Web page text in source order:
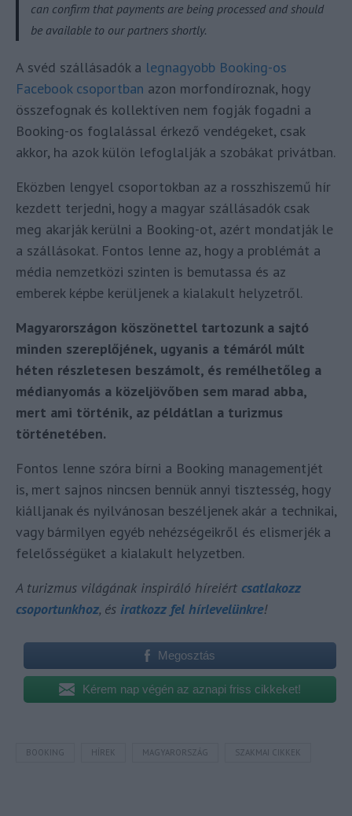
can confirm that payments are being processed and should
be available to our partners shortly.
A svéd szállásadók a legnagyobb Booking-os
Facebook csoportban azon morfondíroznak, hogy
összefognak és kollektíven nem fogják fogadni a
Booking-os foglalással érkező vendégeket, csak
akkor, ha azok külön lefoglalják a szobákat privátban.
Eközben lengyel csoportokban az a rosszhiszemű hír
kezdett terjedni, hogy a magyar szállásadók csak
meg akarják kerülni a Booking-ot, azért mondatják le
a szállásokat. Fontos lenne az, hogy a problémát a
média nemzetközi szinten is bemutassa és az
emberek képbe kerüljenek a kialakult helyzetről.
Magyarországon köszönettel tartozunk a sajtó
minden szereplőjének, ugyanis a témáról múlt
héten részletesen beszámolt, és remélhetőleg a
médianyomás a közeljövőben sem marad abba,
mert ami történik, az példátlan a turizmus
történetében.
Fontos lenne szóra bírni a Booking managementjét
is, mert sajnos nincsen bennük annyi tisztesség, hogy
kiálljanak és nyilvánosan beszéljenek akár a technikai,
vagy bármilyen egyéb nehézségeikről és elismerjék a
felelősségüket a kialakult helyzetben.
A turizmus világának inspiráló híreiért csatlakozz
csoportunkhoz, és iratkozz fel hírlevelünkre!
Megosztás
Kérem nap végén az aznapi friss cikkeket!
BOOKING HÍREK MAGYARORSZÁG SZAKMAI CIKKEK